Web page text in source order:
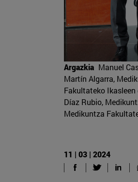
Argazkia Manuel
Martín Algarra,
Fakultateko
Díaz Rubio,
Medikuntza
11 | 03 | 2024